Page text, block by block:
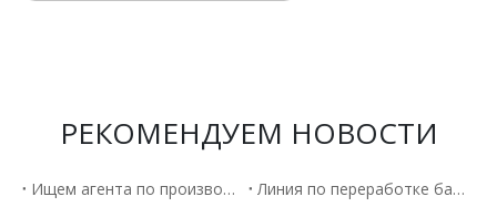
РЕКОМЕНДУЕМ НОВОСТИ
Ищем агента по производству тестоделительных машин по всему миру.
Линия по переработке бананов отправлена ​​в Мексику